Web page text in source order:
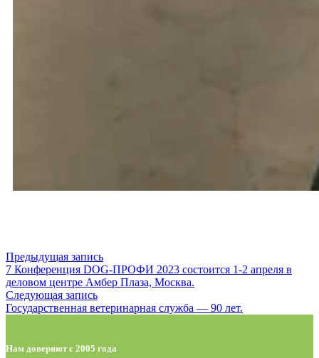
Предыдущая запись
7 Конференция DOG-ПРОФИ 2023 состоится 1-2 апреля в
деловом центре Амбер Плаза, Москва.
Следующая запись
Государственная ветеринарная служба — 90 лет.
Нам доверяют с 2005 года